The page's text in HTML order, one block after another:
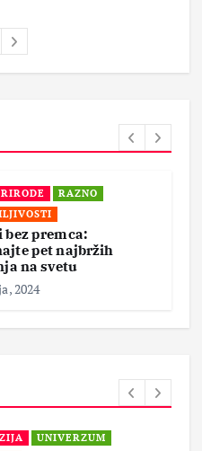
RAZNO
premca:
pet najbržih
na svetu
2024
UNIVERZUM